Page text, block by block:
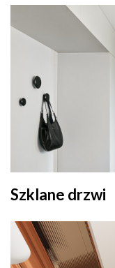
Szklane drzwi